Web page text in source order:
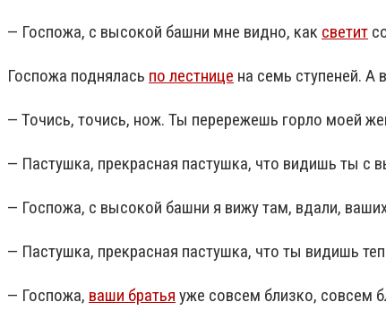
— Госпожа, с высокой башни мне видно, как светит
Госпожа поднялась по лестнице на семь ступеней. А
— Точись, точись, нож. Ты перережешь горло моей
— Пастушка, прекрасная пастушка, что видишь ты с
— Госпожа, с высокой башни я вижу там, вдали,
— Пастушка, прекрасная пастушка, что ты видишь
— Госпожа, ваши братья уже совсем близко, совсем